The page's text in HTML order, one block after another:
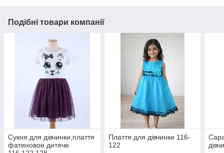
Подібні товари компанії
Сукня для дівчинки,плаття
фатиновое дитяче
Плаття для дівчинки 116-
122